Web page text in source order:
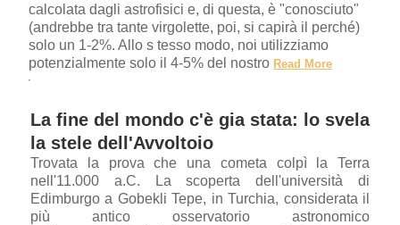
calcolata dagli astrofisici e, di questa, è "conosciuto"
(andrebbe tra tante virgolette, poi, si capirà il perché)
solo un 1-2%. Allo s tesso modo, noi utilizziamo
potenzialmente solo il 4-5% del nostro Read More
La fine del mondo c'è gia stata: lo svela
la stele dell'Avvoltoio
Trovata la prova che una cometa colpì la Terra
nell'11.000 a.C. La scoperta dell'università di
Edimburgo a Gobekli Tepe, in Turchia, considerata il
più antico osservatorio astronomico